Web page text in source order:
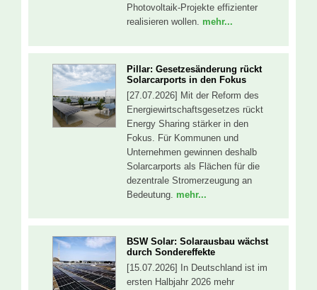
Photovoltaik-Projekte effizienter
realisieren wollen. mehr...
Pillar: Gesetzesänderung rückt
Solarcarports in den Fokus
[27.07.2026] Mit der Reform des
Energiewirtschaftsgesetzes rückt
Energy Sharing stärker in den
Fokus. Für Kommunen und
Unternehmen gewinnen deshalb
Solarcarports als Flächen für die
dezentrale Stromerzeugung an
Bedeutung. mehr...
BSW Solar: Solarausbau wächst
durch Sondereffekte
[15.07.2026] In Deutschland ist im
ersten Halbjahr 2026 mehr